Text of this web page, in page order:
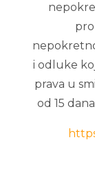
i odluke
prava u
od 15